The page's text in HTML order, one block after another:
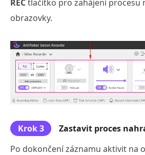
RECtlačítko pro zahájení procesu
obrazovky.
Krok 3
Zastavit proces
Po dokončení záznamu aktivit na